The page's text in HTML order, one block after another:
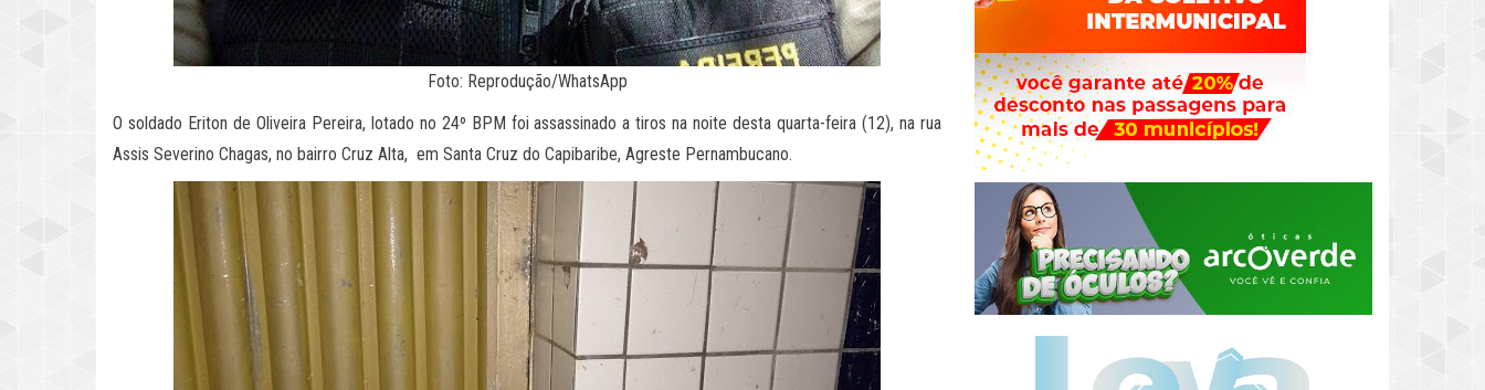
Foto: Reprodução/WhatsApp
O soldado Eriton de Oliveira Pereira, lotado no 24º BPM foi assassinado a tiros na noite desta quarta-feira (12), na rua
Assis Severino Chagas, no bairro Cruz Alta, em Santa Cruz do Capibaribe, Agreste Pernambucano.